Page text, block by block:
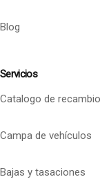
Blog
Servicios
Catalogo de
Campa de vehículos
Bajas y tasaciones